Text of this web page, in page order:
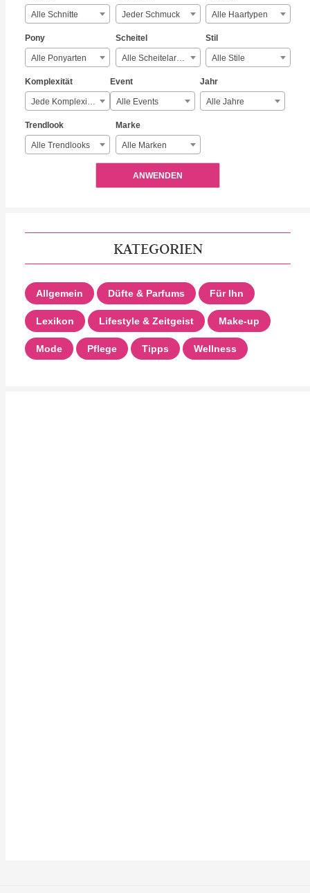
Alle Schnitte Jeder Schmuck Alle Haartypen
Pony
Alle Ponyarten
Scheitel
Alle Scheitelarten
Stil
Alle Stile
Komplexität
Jede Komplexität
Event
Alle Events
Jahr
Alle Jahre
Trendlook
Alle Trendlooks
Marke
Alle Marken
ANWENDEN
KATEGORIEN
Allgemein Düfte & Parfums Für Ihn
Lexikon Lifestyle & Zeitgeist Make-up
Mode Pflege Tipps Wellness